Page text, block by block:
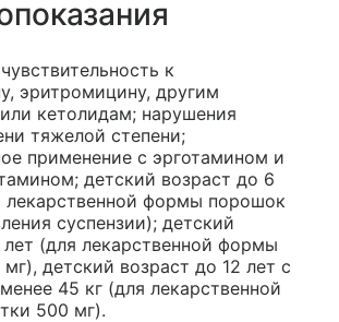
к
эритромицину, другим
кетолидам; нарушения
тяжелой степени;
применение с эрготамином и
детский возраст до 6
лекарственной формы порошок
суспензии); детский
(для лекарственной формы
мг), детский возраст до 12 лет с
45 кг (для лекарственной
500 мг).